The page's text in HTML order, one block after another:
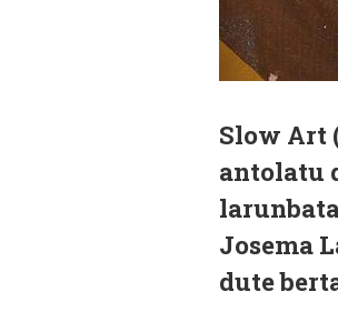
Slow Art
antolatu
Josema
dute